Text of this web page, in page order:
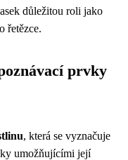
důležitou roli jako
řetězce.
prvky
, která se vyznačuje
umožňujícími její